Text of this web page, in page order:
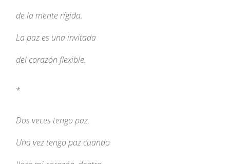
de la mente rígida.
La paz es una invitada
del corazón flexible.
*
Dos veces tengo paz.
Una vez tengo paz cuando